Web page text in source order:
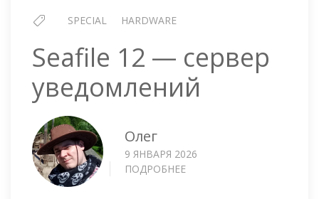
SPECIAL HARDWARE
Seafile 12 — сервер
уведомлений
Олег
9 ЯНВАРЯ 2026
ПОДРОБНЕЕ